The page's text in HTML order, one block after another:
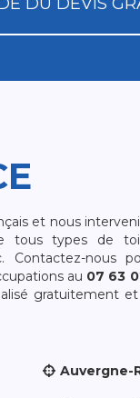
DU DEVIS
et nous
tous types de
Contactez-nous
au 07 63
gratuitement
Auvergne-